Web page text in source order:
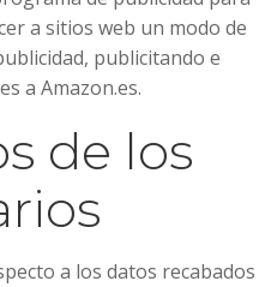
a sitios web un modo de
publicitando e
a Amazon.es.
de los
a los datos recabados